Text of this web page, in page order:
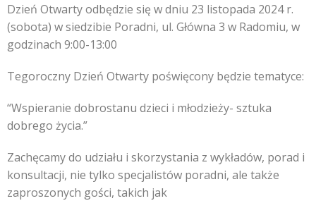
Dzień Otwarty odbędzie się w dniu 23 listopada 2024 r.
(sobota) w siedzibie Poradni, ul. Główna 3 w Radomiu, w
godzinach 9:00-13:00
Tegoroczny Dzień Otwarty poświęcony będzie tematyce:
“Wspieranie dobrostanu dzieci i młodzieży- sztuka
dobrego życia.”
Zachęcamy do udziału i skorzystania z wykładów, porad i
konsultacji, nie tylko specjalistów poradni, ale także
zaproszonych gości, takich jak